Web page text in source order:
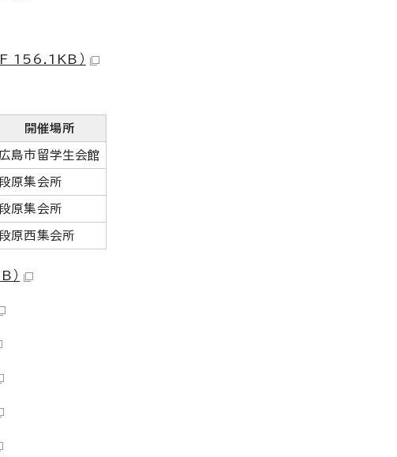
156.1KB）
開催場所
広島市留学生会館
原集会所
原集会所
原西集会所
）